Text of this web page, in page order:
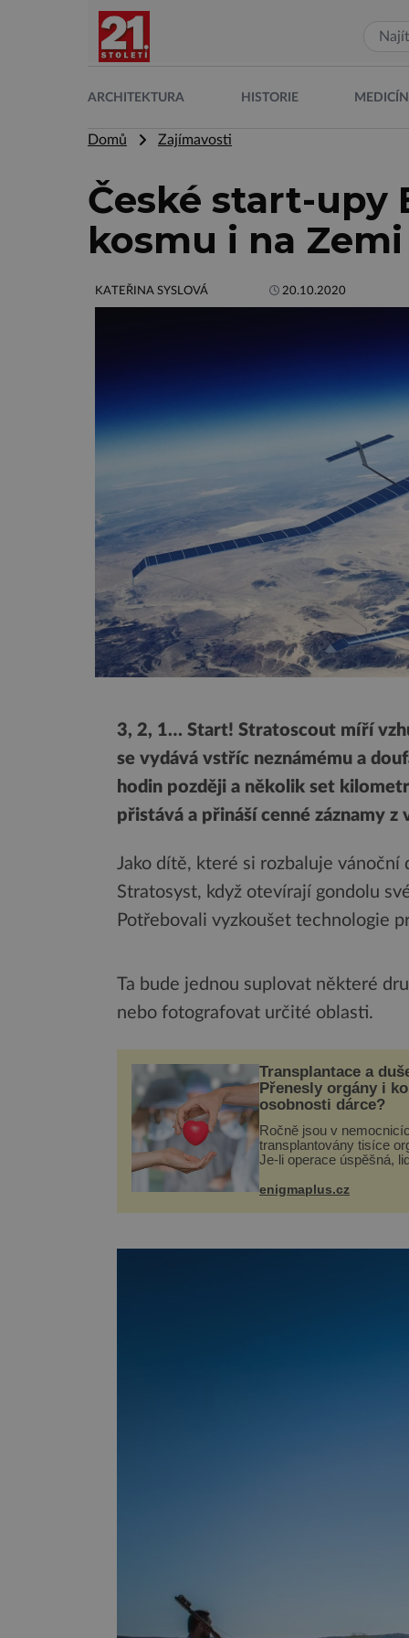
ARCHITEKTURA HISTORIE
Domů Zajímavosti
České start-upy
kosmu i na Zemi
KATEŘINA SYSLOVÁ 20.10.2020
3, 2, 1… Start! Stratoscout míří
se vydává vstříc neznámému a
hodin později a několik set
přistává a přináší cenné záznamy
Jako dítě, které si rozbaluje
Stratosyst, když otevírají gondolu
Potřebovali vyzkoušet technologie
Ta bude jednou suplovat některé
nebo fotografovat určité oblasti.
Transplantace a
Přenesly orgány i
osobnosti dárce?
Ročně jsou v
transplantovány tisíce
Je-li operace úspěšná,
své a pacient může vést
při transplantaci
enigmaplus.cz